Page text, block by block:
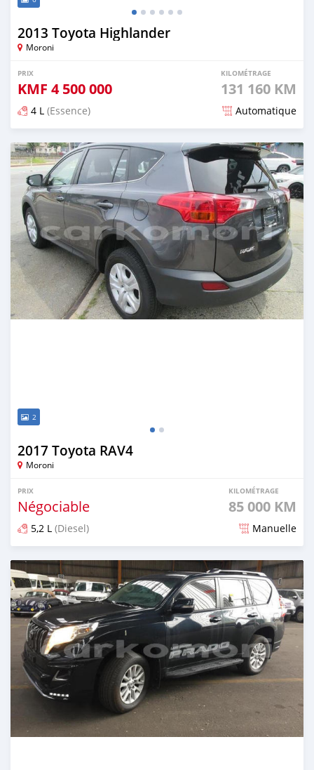
2013 Toyota Highlander
Moroni
PRIX
KMF 4 500 000
KILOMÉTRAGE
131 160 KM
4 L (Essence) Automatique
Publié il y a environ 6 ans
2
2017 Toyota RAV4
Moroni
PRIX
Négociable
KILOMÉTRAGE
85 000 KM
5,2 L (Diesel) Manuelle
Publié il y a plus de 6 ans